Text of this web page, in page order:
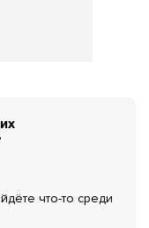
что-то среди